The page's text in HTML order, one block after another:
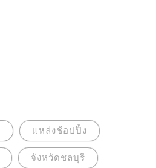
แหล่งช้อปปิ้ง
จังหวัดชลบุรี